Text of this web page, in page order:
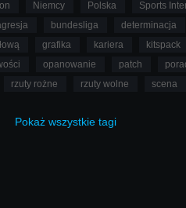
Niemcy Polska
Sports
bundesliga
determinacja
grafika kariera
kitspack
opanowanie patch
rzuty rożne rzuty wolne
scena
Pokaż wszystkie tagi